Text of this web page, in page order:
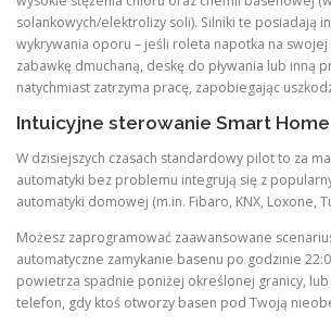
solankowych/elektrolizy soli). Silniki te posiadają
wykrywania oporu – jeśli roleta napotka na
zabawkę dmuchaną, deskę do pływania lub inną
natychmiast zatrzyma pracę, zapobiegając
Intuicyjne sterowanie Smart Home
W dzisiejszych czasach standardowy pilot to za
automatyki bez problemu integrują się z
automatyki domowej (m.in. Fibaro, KNX, Loxone,
Możesz zaprogramować zaawansowane
automatyczne zamykanie basenu po godzinie
powietrza spadnie poniżej określonej granicy,
telefon, gdy ktoś otworzy basen pod Twoją